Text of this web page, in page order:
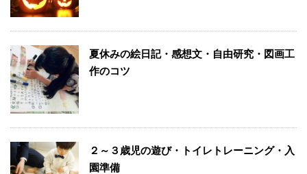
夏休みの絵日記・感想文・自由研究・図画工
作のコツ
２～３歳児の遊び・トイレトレーニング・入
園準備